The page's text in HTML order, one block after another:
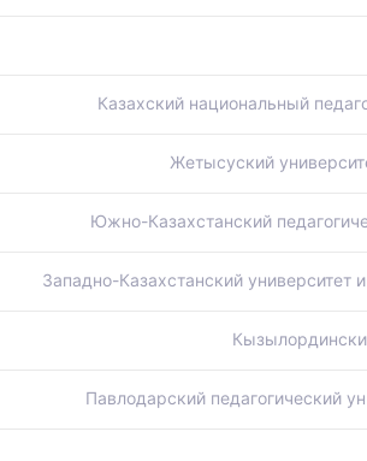
Казахский национальный
Жетысуский
Южно-Казахстанский
Западно-Казахстанский
Павлодарский педагогический